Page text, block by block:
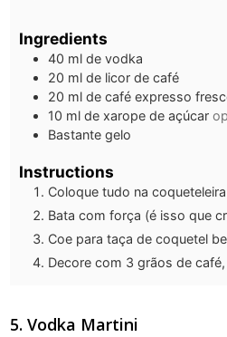
Ingredients
40 ml de vodka
20 ml de licor de café
20 ml de café expresso
10 ml de xarope de açúcar
Bastante gelo
Instructions
Coloque tudo na
Bata com força (é isso que
Coe para taça de coquetel
Decore com 3 grãos de café,
5. Vodka Martini